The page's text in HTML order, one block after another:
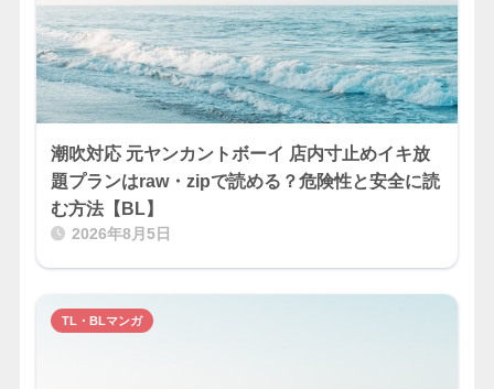
潮吹対応 元ヤンカントボーイ 店内寸止めイキ放
題プランはraw・zipで読める？危険性と安全に読
む方法【BL】
2026年8月5日
TL・BLマンガ